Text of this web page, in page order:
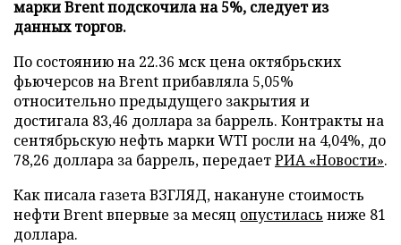
марки Brent подскочила на 5%, следует из
данных торгов.
По состоянию на 22.36 мск цена октябрьских
фьючерсов на Brent прибавляла 5,05%
относительно предыдущего закрытия и
достигала 83,46 доллара за баррель. Контракты на
сентябрьскую нефть марки WTI росли на 4,04%, до
78,26 доллара за баррель, передаетРИА «Новости».
Как писала газета ВЗГЛЯД, накануне стоимость
нефти Brent впервые за месяц опустилась ниже 81
доллара.